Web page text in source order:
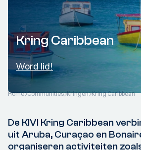
Kring Caribbean
Word lid!
Home Communities Kringen Kring Caribbean
De KIVI Kring Caribbean
uit Aruba, Curaçao en
organiseren activiteiten